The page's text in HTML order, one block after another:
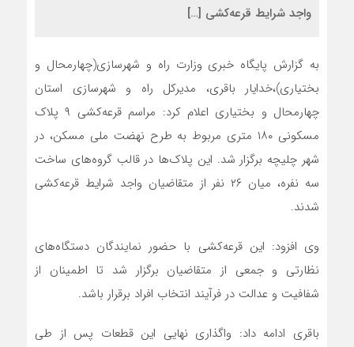
واجد شرایط قرعه‌کشی […]
به گزارش پایگاه خبری وزارت راه و شهرسازی(چهارمحال و
بختیاری)،خدایار باقری، مدیرکل راه و شهرسازی استان
چهارمحال و بختیاری اعلام کرد: مراسم قرعه‌کشی ۹ پلاک
مسکونی ۱۸۰ متری مربوط به طرح نهضت ملی مسکن، در
شهر چلیچه برگزار شد. این پلاک‌ها در قالب گروه‌های ساخت
سه نفره، میان ۲۶ نفر از متقاضیان واجد شرایط قرعه‌کشی
شدند.
وی افزود: این قرعه‌کشی با حضور نمایندگان دستگاه‌های
نظارتی و جمعی از متقاضیان برگزار شد تا اطمینان از
شفافیت و عدالت در فرآیند انتخاب افراد برقرار باشد.
باقری ادامه داد: واگذاری نهایی این قطعات پس از طی